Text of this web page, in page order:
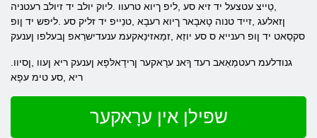
,טַייצ עטצעל יד זיא סע ,ליפ ךיוא טרעוו .ליוק יולב יד זיולב רעטניה
ןזאלעג ,זייד טנוה טָאבָאר ךיוא רעבָא ,טנַייפ יד זליק סע .ליּפש יד ןופ
סקסַאט יד ןופ רענייא ס סע יוזַא ,זמַאזינַאקעמ ענעדישרַאפ ןבעלפו ןענעק
ריא ,סע טימ עּפָא
שפּילן אין ערָאקער